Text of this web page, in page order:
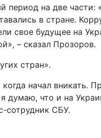
период на две
в стране.
свое будущее на
– сказал Прозоров.
стран».
начал
думаю, что и на
сотрудник СБУ.